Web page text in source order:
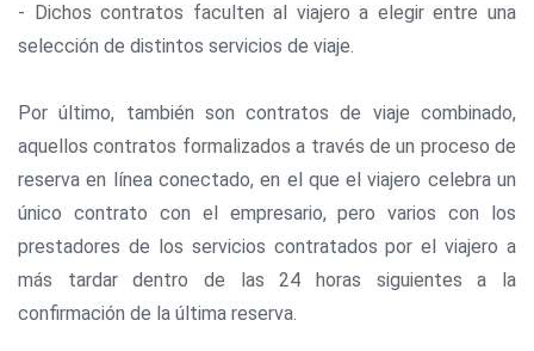
- Dichos contratos faculten al viajero a elegir entre una
selección de distintos servicios de viaje.
Por último, también son contratos de viaje combinado,
aquellos contratos formalizados a través de un proceso de
reserva en línea conectado, en el que el viajero celebra un
único contrato con el empresario, pero varios con los
prestadores de los servicios contratados por el viajero a
más tardar dentro de las 24 horas siguientes a la
confirmación de la última reserva.